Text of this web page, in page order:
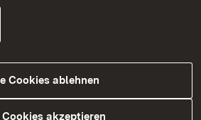
werden im
außerdemsechs
barrierefrei umgebaut
Cookies ablehnen
akzeptieren